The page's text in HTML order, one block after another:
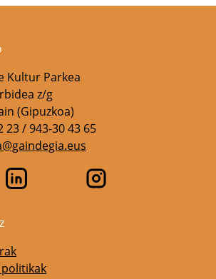
Kultur Parkea
z/g
(Gipuzkoa)
23 / 943-30 43 65